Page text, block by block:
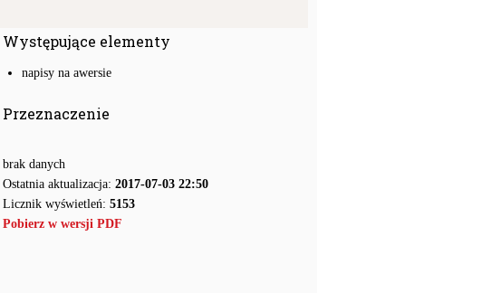
Występujące elementy
napisy na awersie
Przeznaczenie
brak danych
Ostatnia aktualizacja: 2017-07-03 22:50
Licznik wyświetleń: 5153
Pobierz w wersji PDF